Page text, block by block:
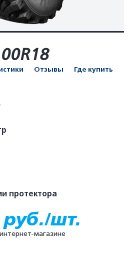
Отзывы
Где купить
протектора
руб./шт.
магазине